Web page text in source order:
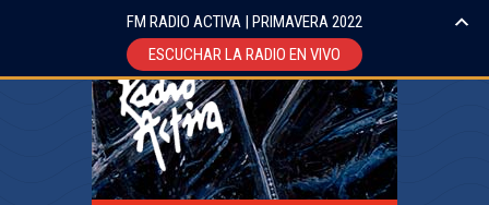
FM RADIO ACTIVA | PRIMAVERA 2022
ESCUCHAR LA RADIO EN VIVO